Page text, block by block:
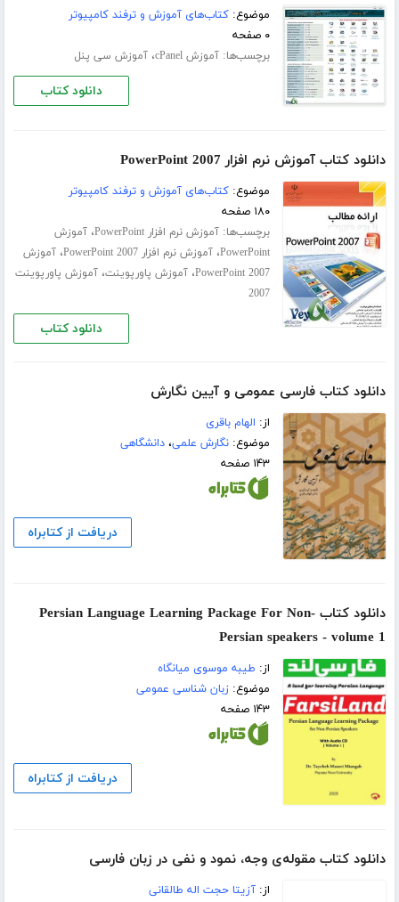
موضوع:کتاب‌های آموزش و ترفند کامپیوتر
۰ صفحه
برچسب‌ها:آموزش cPanel ،آموزش سی پنل
دانلود کتاب
دانلود کتاب آموزش نرم افزار PowerPoint 2007
موضوع:کتاب‌های آموزش و ترفند کامپیوتر
۱۸۰ صفحه
برچسب‌ها:آموزش نرم افزار PowerPoint ،آموزش
PowerPoint،آموزش نرم افزار PowerPoint 2007 ،آموزش
PowerPoint 2007،آموزش پاورپوینت،آموزش پاورپوینت
2007
دانلود کتاب
دانلود کتاب فارسی عمومی و آیین نگارش
از: الهام باقری
موضوع:نگارش علمی،دانشگاهی
۱۴۳ صفحه
دریافت از کتابراه
دانلود کتاب Persian Language Learning Package For Non-
Persian speakers - volume 1
از: طیبه موسوی میانگاه
موضوع:زبان شناسی عمومی
۱۴۳ صفحه
دریافت از کتابراه
دانلود کتاب مقوله‌ی وجه، نمود و نفی در زبان فارسی
از:آزیتا حجت اله طالقانی